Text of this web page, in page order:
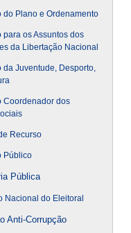
do Plano e Ordenamento
para os Assuntos dos
da Libertação Nacional
da Juventude, Desporto,
Coordenador dos
Recurso
Público
a Pública
Nacional do Eleitoral
Anti-Corrupção